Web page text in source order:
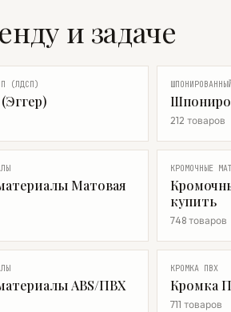
и задаче
(ЛДСП)
212 товаров
Матовая
КРОМОЧНЫЕ
купить
748 товаров
ABS/ПВХ
КРОМКА ПВХ
Кромка
711 товаров